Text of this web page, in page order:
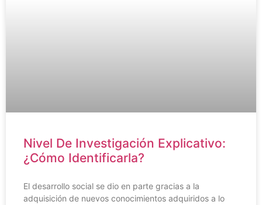
Nivel De Investigación Explicativo:
¿Cómo Identificarla?
El desarrollo social se dio en parte gracias a la
adquisición de nuevos conocimientos adquiridos a lo